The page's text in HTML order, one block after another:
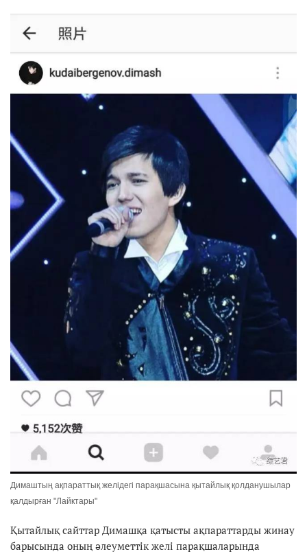
Димаштың ақпараттық желідегі парақшасына қытайлық қолданушылар
қалдырған "Лайктары"
Қытайлық сайттар Димашқа қатысты ақпараттарды жинау
барысында оның әлеуметтік желі парақшаларында